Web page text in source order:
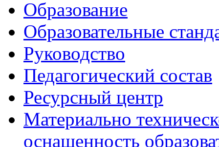
Образование
Образовательные
Руководство
Педагогический состав
Ресурсный центр
Материально
оснащенность